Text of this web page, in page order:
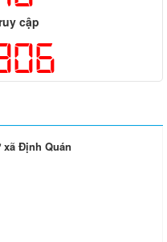
cập
Định Quán